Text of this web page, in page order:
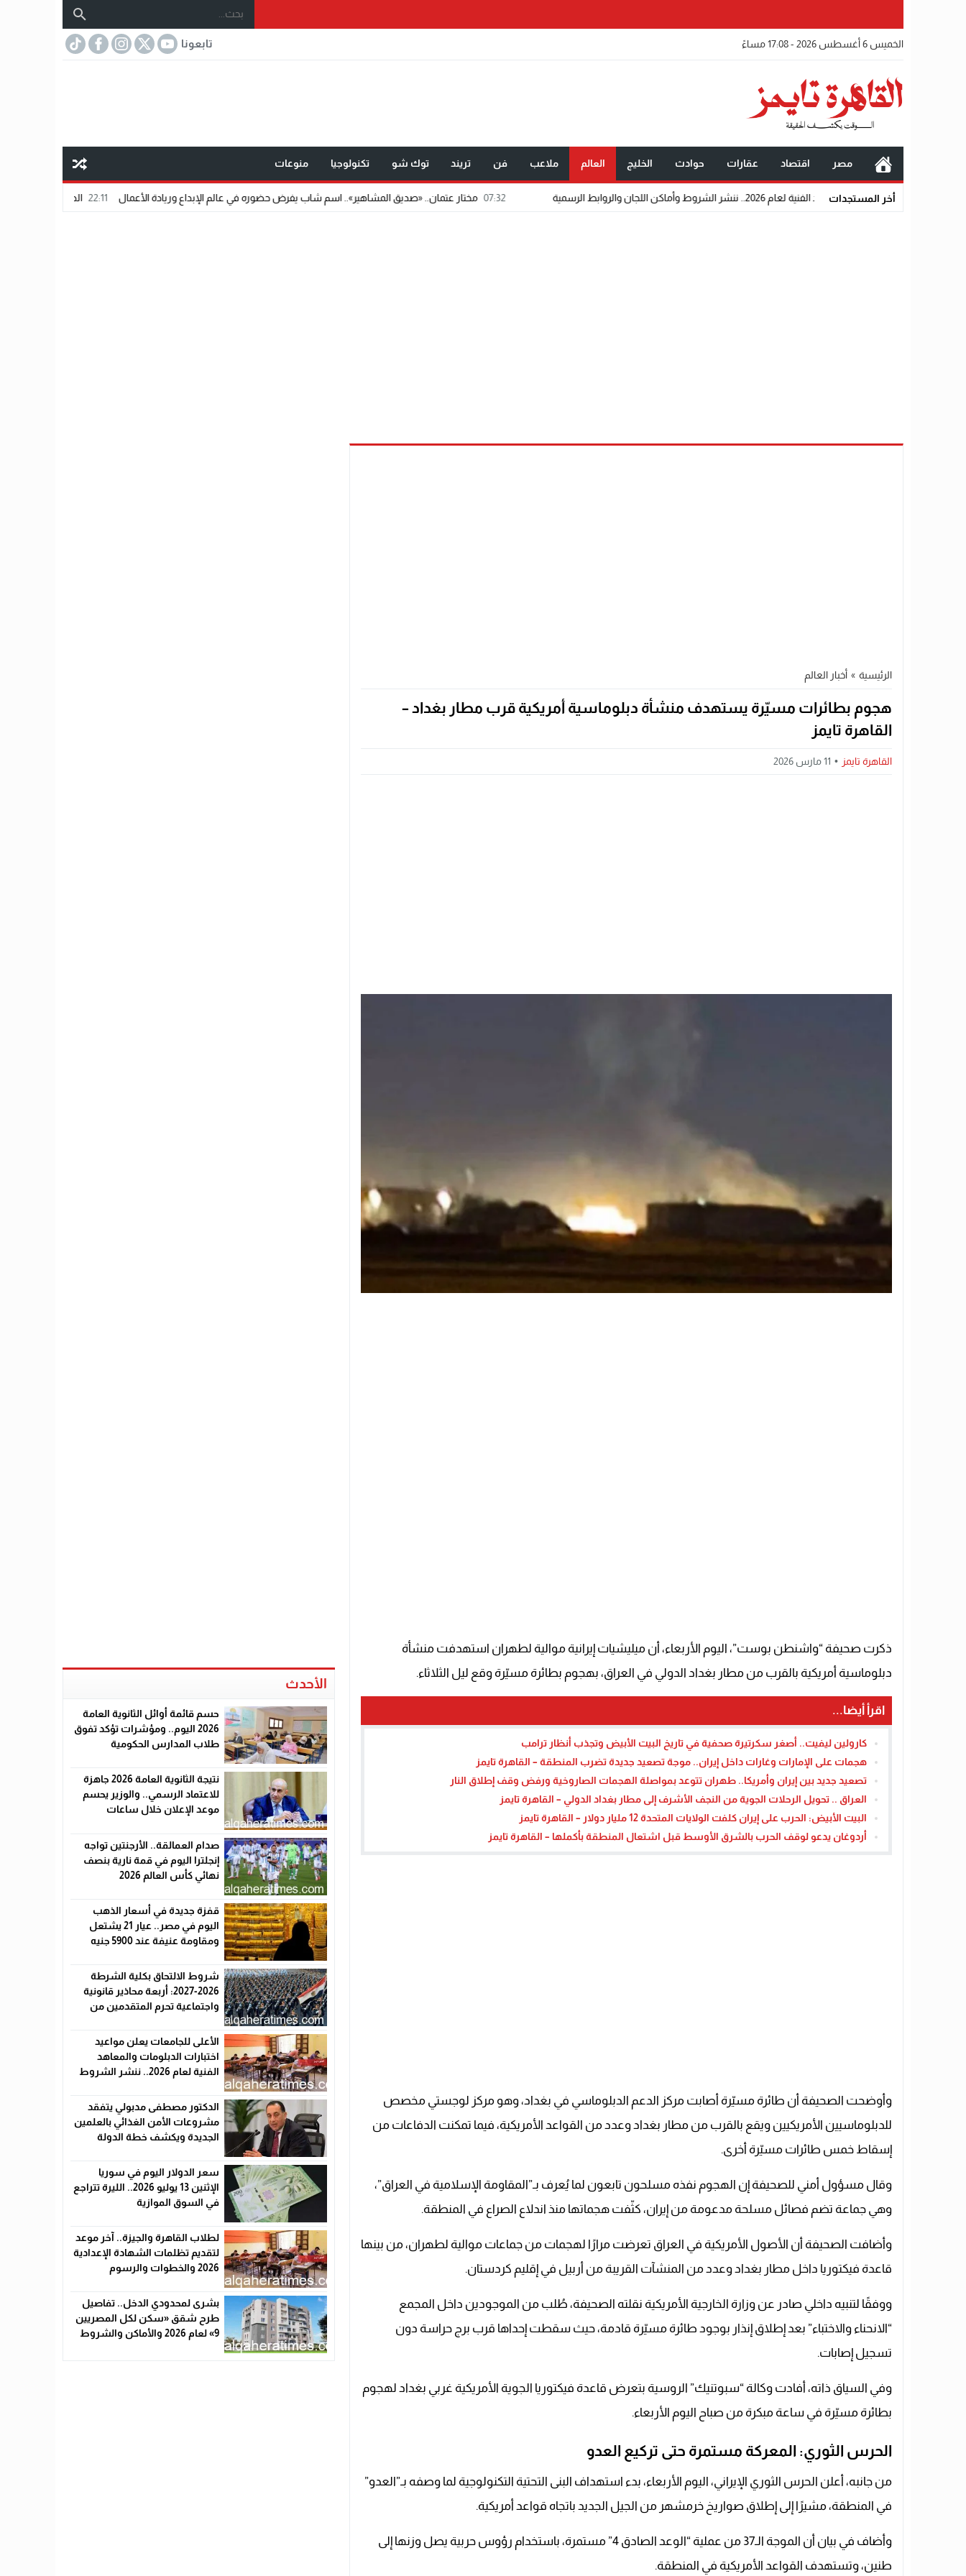
الخميس 6 أغسطس 2026 - 17:08 مساءً تابعونا
مصر اقتصاد عقارات حوادث الخليج العالم ملاعب فن تريند توك شو تكنولوجيا منوعات
أخر المستجدات 07:32 مختار عتمان.. «صديق المشاهير».. اسم شاب يفرض حضوره في عالم الإبداع وريادة الأعمال 22:11 الدكتور محمد دسوقي.. عندما تلتقي لعام 2026.. ننشر الشروط وأماكن اللجان والروابط الرسمية
الرئيسية » أخبار العالم
هجوم بطائرات مسيّرة يستهدف منشأة دبلوماسية أمريكية قرب مطار بغداد –
القاهرة تايمز
القاهرة تايمز 11 مارس 2026
ذكرت صحيفة “واشنطن بوست”، اليوم الأربعاء، أن ميليشيات إيرانية موالية لطهران استهدفت منشأة
دبلوماسية أمريكية بالقرب من مطار بغداد الدولي في العراق، بهجوم بطائرة مسيّرة وقع ليل الثلاثاء.
اقرأ أيضا...
كارولين ليفيت.. أصغر سكرتيرة صحفية في تاريخ البيت الأبيض وتجذب أنظار ترامب
هجمات على الإمارات وغارات داخل إيران.. موجة تصعيد جديدة تضرب المنطقة – القاهرة تايمز
تصعيد جديد بين إيران وأمريكا.. طهران تتوعد بمواصلة الهجمات الصاروخية ورفض وقف إطلاق النار
العراق .. تحويل الرحلات الجوية من النجف الأشرف إلى مطار بغداد الدولي – القاهرة تايمز
البيت الأبيض: الحرب على إيران كلفت الولايات المتحدة 12 مليار دولار – القاهرة تايمز
أردوغان يدعو لوقف الحرب بالشرق الأوسط قبل اشتعال المنطقة بأكملها – القاهرة تايمز
وأوضحت الصحيفة أن طائرة مسيّرة أصابت مركز الدعم الدبلوماسي في بغداد، وهو مركز لوجستي مخصص
للدبلوماسيين الأمريكيين ويقع بالقرب من مطار بغداد وعدد من القواعد الأمريكية، فيما تمكنت الدفاعات من
إسقاط خمس طائرات مسيّرة أخرى.
وقال مسؤول أمني للصحيفة إن الهجوم نفذه مسلحون تابعون لما يُعرف بـ”المقاومة الإسلامية في العراق”،
وهي جماعة تضم فصائل مسلحة مدعومة من إيران، كثّفت هجماتها منذ اندلاع الصراع في المنطقة.
وأضافت الصحيفة أن الأصول الأمريكية في العراق تعرضت مرارًا لهجمات من جماعات موالية لطهران، من بينها
قاعدة فيكتوريا داخل مطار بغداد وعدد من المنشآت القريبة من أربيل في إقليم كردستان.
ووفقًا لتنبيه داخلي صادر عن وزارة الخارجية الأمريكية نقلته الصحيفة، طُلب من الموجودين داخل المجمع
“الانحناء والاختباء” بعد إطلاق إنذار بوجود طائرة مسيّرة قادمة، حيث سقطت إحداها قرب برج حراسة دون
تسجيل إصابات.
وفي السياق ذاته، أفادت وكالة “سبوتنيك” الروسية بتعرض قاعدة فيكتوريا الجوية الأمريكية غربي بغداد لهجوم
بطائرة مسيّرة في ساعة مبكرة من صباح اليوم الأربعاء.
الحرس الثوري: المعركة مستمرة حتى تركيع العدو
من جانبه، أعلن الحرس الثوري الإيراني، اليوم الأربعاء، بدء استهداف البنى التحتية التكنولوجية لما وصفه بـ”العدو”
في المنطقة، مشيرًا إلى إطلاق صواريخ خرمشهر من الجيل الجديد باتجاه قواعد أمريكية.
وأضاف في بيان أن الموجة الـ37 من عملية “الوعد الصادق 4” مستمرة، باستخدام رؤوس حربية يصل وزنها إلى
طنين، وتستهدف القواعد الأمريكية في المنطقة.
الأحدث
حسم قائمة أوائل الثانوية العامة
2026 اليوم.. ومؤشرات تؤكد تفوق
طلاب المدارس الحكومية
نتيجة الثانوية العامة 2026 جاهزة
للاعتماد الرسمي.. والوزير يحسم
موعد الإعلان خلال ساعات
صدام العمالقة.. الأرجنتين تواجه
إنجلترا اليوم في قمة نارية بنصف
نهائي كأس العالم 2026
قفزة جديدة في أسعار الذهب
اليوم في مصر.. عيار 21 يشتعل
ومقاومة عنيفة عند 5900 جنيه
شروط الالتحاق بكلية الشرطة
2026-2027: أربعة محاذير قانونية
واجتماعية تحرم المتقدمين من
الأعلى للجامعات يعلن مواعيد
اختبارات الدبلومات والمعاهد
الفنية لعام 2026.. ننشر الشروط
الدكتور مصطفى مدبولي يتفقد
مشروعات الأمن الغذائي بالعلمين
الجديدة ويكشف خطة الدولة
سعر الدولار اليوم في سوريا
الإثنين 13 يوليو 2026.. الليرة تتراجع
في السوق الموازية
لطلاب القاهرة والجيزة.. آخر موعد
لتقديم تظلمات الشهادة الإعدادية
2026 والخطوات والرسوم
بشرى لمحدودي الدخل.. تفاصيل
طرح شقق «سكن لكل المصريين
9» لعام 2026 والأماكن والشروط